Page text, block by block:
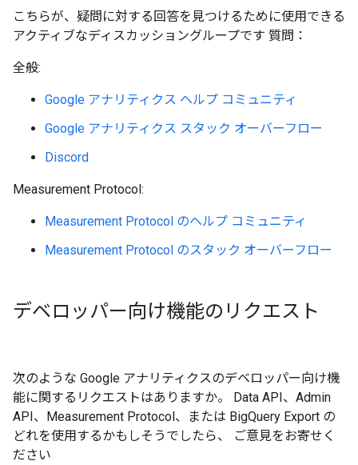
こちらが、疑問に対する回答を見つけるために使用できる
アクティブなディスカッショングループです 質問：
全般:
Google アナリティクス ヘルプ コミュニティ
Google アナリティクス スタック オーバーフロー
Discord
Measurement Protocol:
Measurement Protocol のヘルプ コミュニティ
Measurement Protocol のスタック オーバーフロー
デベロッパー向け機能のリクエスト
次のような Google アナリティクスのデベロッパー向け機
能に関するリクエストはありますか。 Data API、Admin
API、Measurement Protocol、または BigQuery Export の
どれを使用するかもしそうでしたら、 ご意見をお寄せく
ださい